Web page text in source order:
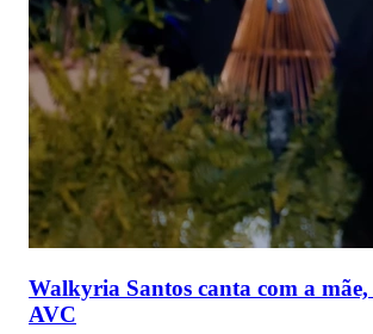
Walkyria Santos canta com a mãe,
AVC